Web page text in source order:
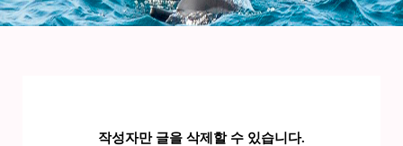
작성자만 글을 삭제할 수 있습니다.